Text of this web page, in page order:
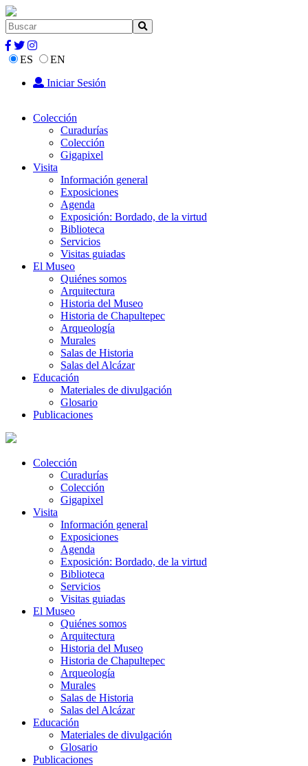
ES
EN
Iniciar Sesión
Colección
Curadurías
Colección
Gigapixel
Visita
Información general
Exposiciones
Agenda
Exposición: Bordado, de la virtud
Biblioteca
Servicios
Visitas guiadas
El Museo
Quiénes somos
Arquitectura
Historia del Museo
Historia de Chapultepec
Arqueología
Murales
Salas de Historia
Salas del Alcázar
Educación
Materiales de divulgación
Glosario
Publicaciones
Colección
Curadurías
Colección
Gigapixel
Visita
Información general
Exposiciones
Agenda
Exposición: Bordado, de la virtud
Biblioteca
Servicios
Visitas guiadas
El Museo
Quiénes somos
Arquitectura
Historia del Museo
Historia de Chapultepec
Arqueología
Murales
Salas de Historia
Salas del Alcázar
Educación
Materiales de divulgación
Glosario
Publicaciones